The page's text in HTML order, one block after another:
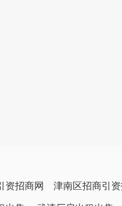
资招商网 津南区招商引资